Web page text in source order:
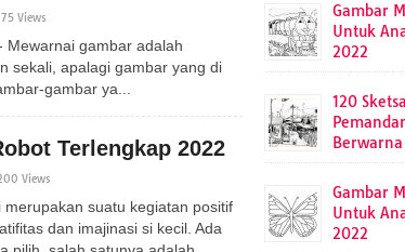
Views
Mewarnai gambar adalah
sekali, apalagi gambar yang di
gambar ya...
Terlengkap 2022
Views
suatu kegiatan positif
dan imajinasi si kecil. Ada
Gambar
Untuk
2022
120
Berwarna
Gambar
Untuk
2022